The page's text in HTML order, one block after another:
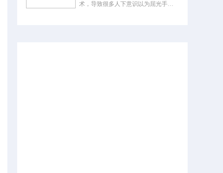
术，导致很多人下意识以为屈光手术